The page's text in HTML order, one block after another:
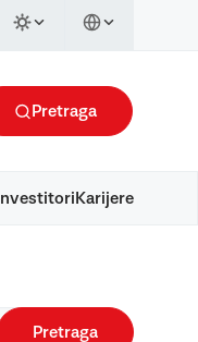
Pretraga
Investitori Karijere
Pretraga